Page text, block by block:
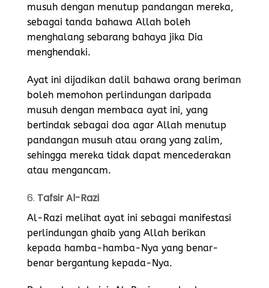
musuh dengan menutup pandangan mereka,
sebagai tanda bahawa Allah boleh
menghalang sebarang bahaya jika Dia
menghendaki.
Ayat ini dijadikan dalil bahawa orang beriman
boleh memohon perlindungan daripada
musuh dengan membaca ayat ini, yang
bertindak sebagai doa agar Allah menutup
pandangan musuh atau orang yang zalim,
sehingga mereka tidak dapat mencederakan
atau mengancam.
6. Tafsir Al-Razi
Al-Razi melihat ayat ini sebagai manifestasi
perlindungan ghaib yang Allah berikan
kepada hamba-hamba-Nya yang benar-
benar bergantung kepada-Nya.